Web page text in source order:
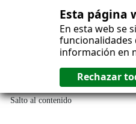
Esta página
En esta web se
funcionalidades
información en
Salto al contenido